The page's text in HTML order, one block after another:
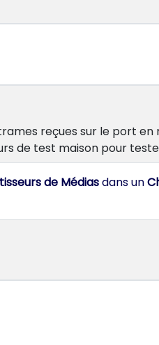
reçues sur le port
de test maison pour
de Médiasdans un